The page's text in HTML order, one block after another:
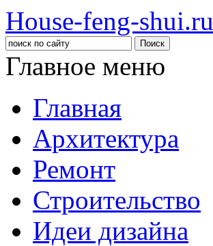
House-feng-shui.ru
Главное меню
Главная
Архитектура
Ремонт
Строительство
Идеи дизайна